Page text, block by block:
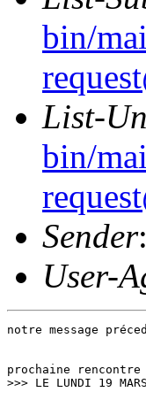
bin/
List-
bin/
Sender:
User-
notre message
prochaine rencontre
>>> LE LUNDI 19